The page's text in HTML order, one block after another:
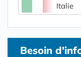
Italie
Besoin